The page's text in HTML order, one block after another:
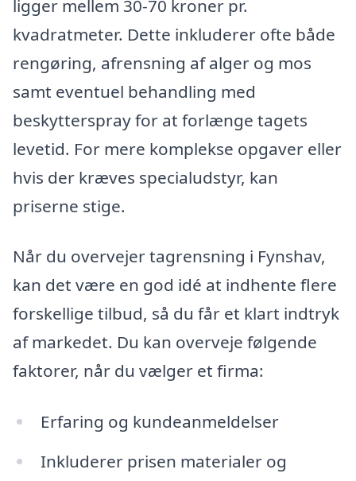
ligger mellem 30-70 kroner pr.
kvadratmeter. Dette inkluderer ofte både
rengøring, afrensning af alger og mos
samt eventuel behandling med
beskytterspray for at forlænge tagets
levetid. For mere komplekse opgaver eller
hvis der kræves specialudstyr, kan
priserne stige.
Når du overvejer tagrensning i Fynshav,
kan det være en god idé at indhente flere
forskellige tilbud, så du får et klart indtryk
af markedet. Du kan overveje følgende
faktorer, når du vælger et firma:
Erfaring og kundeanmeldelser
Inkluderer prisen materialer og